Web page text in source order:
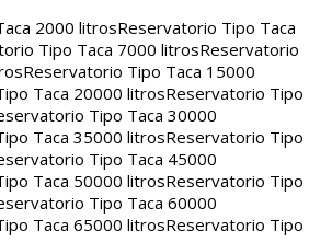
2000 litrosReservatorio Tipo Taca
Tipo Taca 7000 litrosReservatorio
Reservatorio Tipo Taca 15000
Taca 20000 litrosReservatorio Tipo
Tipo Taca 30000
Taca 35000 litrosReservatorio Tipo
Tipo Taca 45000
Taca 50000 litrosReservatorio Tipo
Tipo Taca 60000
Taca 65000 litrosReservatorio Tipo